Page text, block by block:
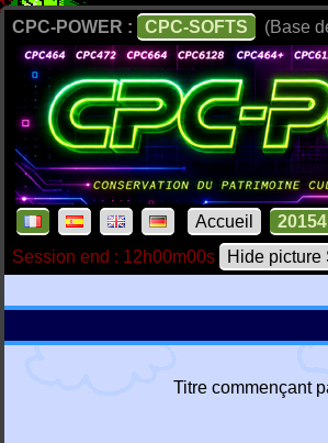
CPC-POWER : CPC-SOFTS (Base
Accueil
Session end : 12h00m00s
Hide picture
Titre commençant